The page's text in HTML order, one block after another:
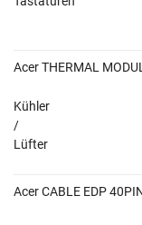
Acer THERMAL
Kühler
/
Lüfter
Acer CABLE EDP